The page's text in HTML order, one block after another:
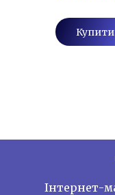
Купити
Інтернет-